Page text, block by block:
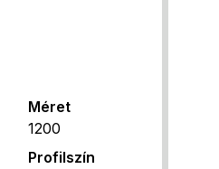
Méret
1200
Profilszín